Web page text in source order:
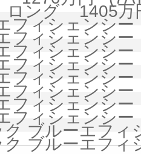
ロング 1405
フィシェンシ
フィシェンシ
フィシェンシ
フィシェンシ
フィシェンシ
フィシェンシ
フィシェンシ
フィシェンシ
ク ブルーエフ
ク ブルーエフ